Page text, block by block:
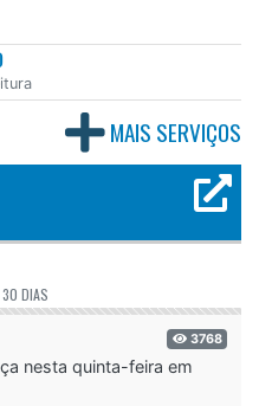
MAIS SERVIÇOS
30 DIAS
3768
nesta quinta-feira em